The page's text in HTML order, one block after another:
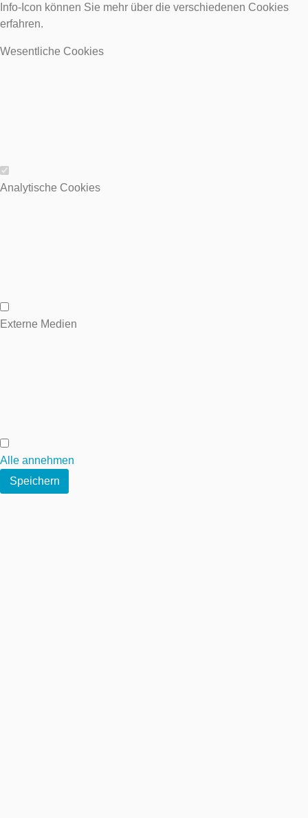
Info-Icon können Sie mehr über die verschiedenen Cookies
erfahren.
Wesentliche Cookies
Wesentliche Cookies
Analytische Cookies
Analytische Cookies
Externe Medien
Externe Medien
Alle annehmen
Speichern